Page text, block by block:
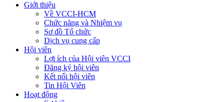
Giới thiệu
Về VCCI-HCM
Chức năng và Nhiệm vụ
Sơ đồ Tổ chức
Dịch vụ cung cấp
Hội viên
Lợi ích của Hội viên VCCI
Đăng ký hội viên
Kết nối hội viên
Tin Hội Viên
Hoạt động